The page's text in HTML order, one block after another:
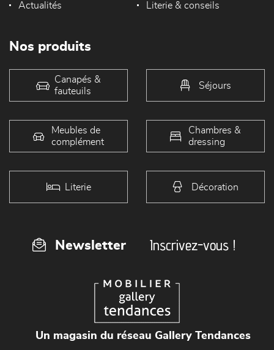
Actualités Literie & conseils
Nos produits
Canapés &
fauteuils
Séjours
Meubles de
complément
Chambres &
dressing
Literie Décoration
Newsletter Inscrivez-vous !
Un magasin du réseau Gallery Tendances